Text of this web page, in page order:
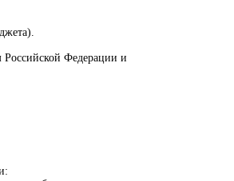
Российской Федерации и